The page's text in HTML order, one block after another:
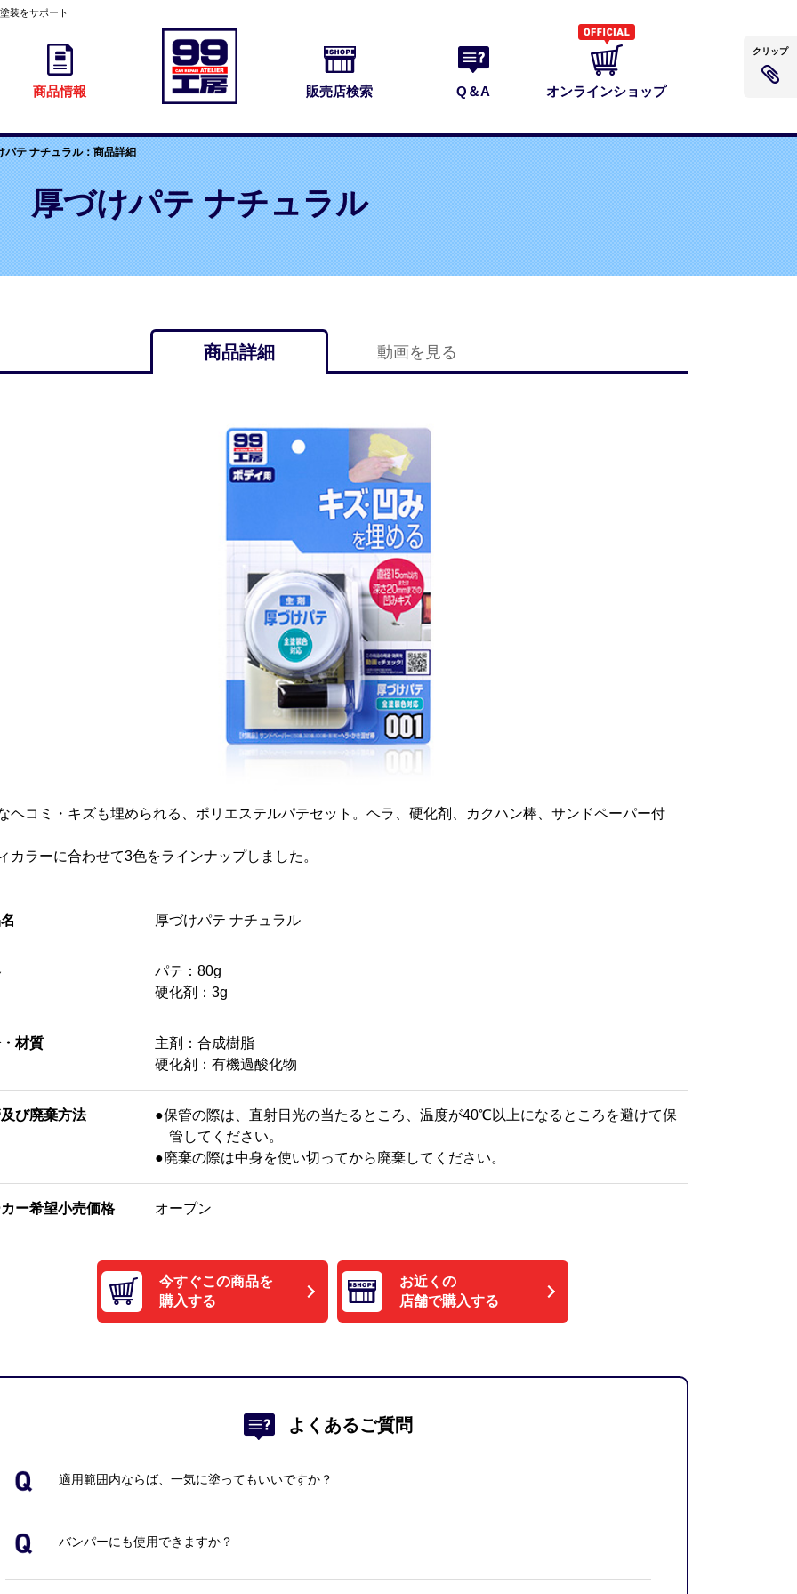
装をサポート
商品情報 販売店検索 Q＆A オンラインショップ
パテ ナチュラル：商品詳細
厚づけパテ ナチュラル
商品詳細 動画を見る
ヘコミ・キズも埋められる、ポリエステルパテセット。ヘラ、硬化剤、カクハン棒、サンドペーパー付
カラーに合わせて3色をラインナップしました。
厚づけパテ ナチュラル
パテ：80g
硬化剤：3g
材質
主剤：合成樹脂
硬化剤：有機過酸化物
び廃棄方法
●保管の際は、直射日光の当たるところ、温度が40℃以上になるところを避けて保
管してください。
●廃棄の際は中身を使い切ってから廃棄してください。
ー希望小売価格 オープン
今すぐこの商品を
購入する
お近くの
店舗で購入する
よくあるご質問
適用範囲内ならば、一気に塗ってもいいですか？
バンパーにも使用できますか？
クリップ